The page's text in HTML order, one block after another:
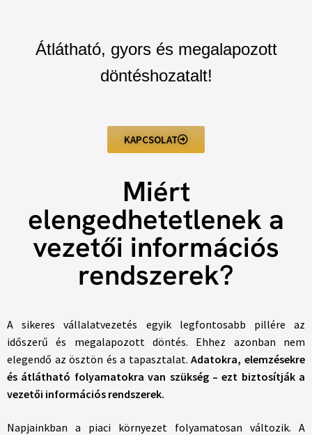
Átlátható, gyors és megalapozott
döntéshozatalt!
KAPCSOLAT
Miért
elengedhetetlenek a
vezetői információs
rendszerek?
A sikeres vállalatvezetés egyik legfontosabb pillére az
időszerű és megalapozott döntés. Ehhez azonban nem
elegendő az ösztön és a tapasztalat.Adatokra, elemzésekre
és átlátható folyamatokra van szükség – ezt biztosítják a
vezetői információs rendszerek.
Napjainkban a piaci környezet folyamatosan változik. A